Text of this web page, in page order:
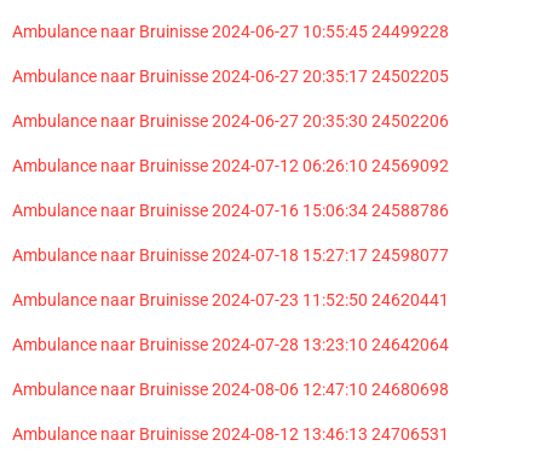
Ambulance naar Bruinisse 2024-06-27 10:55:45 24499228
Ambulance naar Bruinisse 2024-06-27 20:35:17 24502205
Ambulance naar Bruinisse 2024-06-27 20:35:30 24502206
Ambulance naar Bruinisse 2024-07-12 06:26:10 24569092
Ambulance naar Bruinisse 2024-07-16 15:06:34 24588786
Ambulance naar Bruinisse 2024-07-18 15:27:17 24598077
Ambulance naar Bruinisse 2024-07-23 11:52:50 24620441
Ambulance naar Bruinisse 2024-07-28 13:23:10 24642064
Ambulance naar Bruinisse 2024-08-06 12:47:10 24680698
Ambulance naar Bruinisse 2024-08-12 13:46:13 24706531